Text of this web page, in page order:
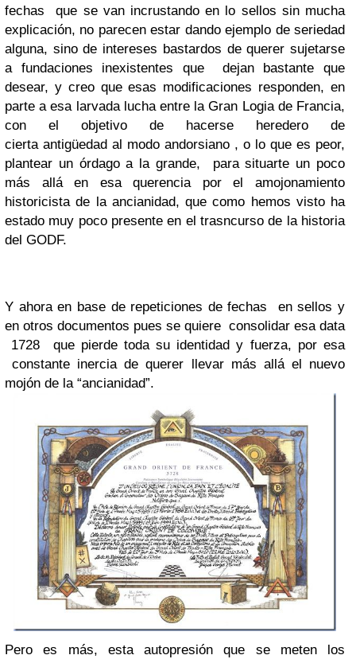
fechas que se van incrustando en lo sellos sin mucha
explicación, no parecen estar dando ejemplo de seriedad
alguna, sino de intereses bastardos de querer sujetarse
a fundaciones inexistentes que
dejan bastante que
desear, y creo que esas modificaciones responden, en
parte a esa larvada lucha entre la Gran Logia de Francia,
con el objetivo de hacerse heredero de
cierta antigüedad al modo andorsiano , o lo que es peor,
plantear un órdago a la grande, para situarte un poco
más allá en esa querencia por el amojonamiento
historicista de la ancianidad, que como hemos visto ha
estado muy poco presente en el trasncurso de la historia
del GODF.
Y ahora en base de repeticiones de fechas en sellos y
en otros documentos pues se quiere consolidar esa data
1728 que pierde toda su identidad y fuerza, por esa
constante inercia de querer llevar más allá el nuevo
mojón de la “ancianidad”.
Pero es más, esta autopresión que se meten los